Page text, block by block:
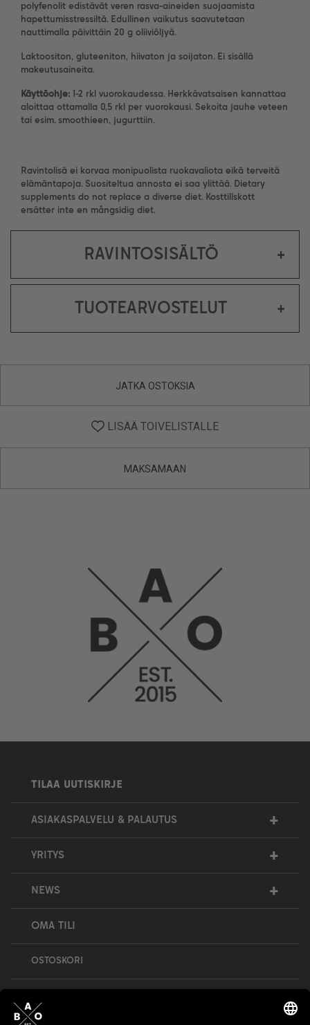
polyfenolit edistävät veren rasva-aineiden suojaamista
hapettumisstressiltä. Edullinen vaikutus saavutetaan
nauttimalla päivittäin 20 g oliiviöljyä.
Laktoositon, gluteeniton, hiivaton ja soijaton. Ei sisällä
makeutusaineita.
Käyttöohje:
1-2 rkl vuorokaudessa. Herkkävatsaisen kannattaa
aloittaa ottamalla 0,5 rkl per vuorokausi. Sekoita jauhe veteen
tai esim. smoothieen, jugurttiin.
Ravintolisä ei korvaa monipuolista ruokavaliota eikä terveitä
elämäntapoja. Suositeltua annosta ei saa ylittää. Dietary
supplements do not replace a diverse diet. Kosttillskott
ersätter inte en mångsidig diet.
RAVINTOSISÄLTÖ +
TUOTEARVOSTELUT +
JATKA OSTOKSIA
LISÄÄ TOIVELISTALLE
MAKSAMAAN
TILAA UUTISKIRJE
ASIAKASPALVELU & PALAUTUS +
YRITYS +
NEWS +
OMA TILI
OSTOSKORI